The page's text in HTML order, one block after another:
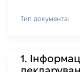
Тип документа:
1.